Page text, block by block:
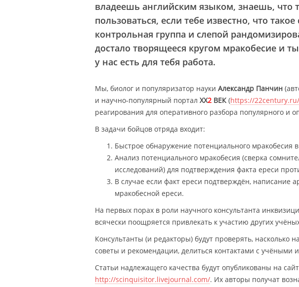
владеешь английским языком, знаешь, что
пользоваться, если тебе известно, что
контрольная группа и слепой
достало творящееся кругом мракобесие и
у нас есть для тебя работа.
Мы, биолог и популяризатор науки Александр Панчин
и научно-популярный портал XX2 ВЕК (https://22century.ru/
реагирования для оперативного разбора популярного и
В задачи бойцов отряда входит:
Быстрое обнаружение потенциального мракобесия
Анализ потенциального мракобесия (сверка
исследований) для подтверждения факта ереси
В случае если факт ереси подтверждён, написание
мракобесной ереси.
На первых порах в роли научного консультанта
всячески поощряется привлекать к участию других
Консультанты (и редакторы) будут проверять, насколько
советы и рекомендации, делиться контактами с учёными
Статьи надлежащего качества будут опубликованы на
http://scinquisitor.livejournal.com/. Их авторы получат